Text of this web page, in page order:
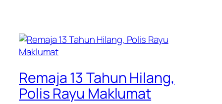
Remaja 13 Tahun Hilang,
Polis Rayu Maklumat